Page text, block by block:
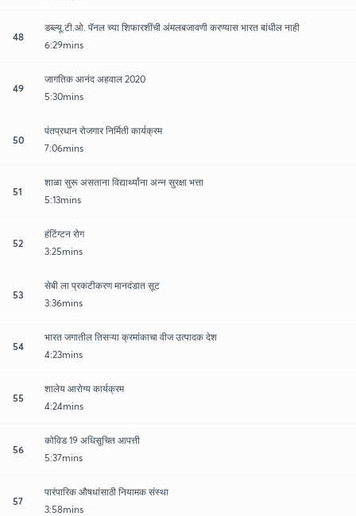
48
डब्ल्यू.टी.ओ. पॅनल च्या शिफारशींची अंमलबजावणी करण्यास भारत बांधील नाही
6:29mins
49
जागतिक आनंद अहवाल 2020
5:30mins
50
पंतप्रधान रोजगार निर्मिती कार्यक्रम
7:06mins
51
शाळा सुरू असताना विद्यार्थ्यांना अन्न सुरक्षा भत्ता
5:13mins
52
हंटिंग्टन रोग
3:25mins
53
सेबी ला प्रकटीकरण मानदंडात सूट
3:36mins
54
भारत जगातील तिसऱ्या क्रमांकाचा वीज उत्पादक देश
4:23mins
55
शालेय आरोग्य कार्यक्रम
4:24mins
56
कोविड 19 अधिसूचित आपत्ती
5:37mins
57
पारंपारिक औषधांसाठी नियामक संस्था
3:58mins